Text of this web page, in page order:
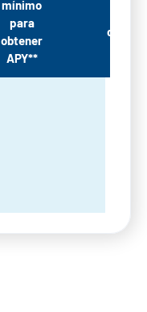
mínimo
para
obtener
APY**